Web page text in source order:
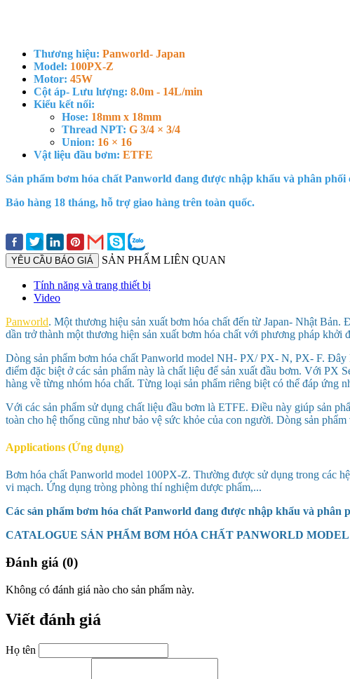
Thương hiệu: Panworld- Japan
Model: 100PX-Z
Motor: 45W
Cột áp- Lưu lượng: 8.0m - 14L/min
Kiểu kết nối:
Hose: 18mm x 18mm
Thread NPT: G 3/4 × 3/4
Union: 16 × 16
Vật liệu đầu bơm: ETFE
Sản phẩm bơm hóa chất Panworld đang được nhập khẩu và phân phối
Bảo hàng 18 tháng, hỗ trợ giao hàng trên toàn quốc.
YÊU CẦU BÁO GIÁ SẢN PHẨM LIÊN QUAN
Tính năng và trang thiết bị
Video
Panworld. Một thương hiệu sản xuất bơm hóa chất đến từ Japan- Nhật
dần trở thành một thương hiện sản xuất bơm hóa chất với phương pháp
Dòng sản phẩm bơm hóa chất Panworld model NH- PX/ PX- N, PX- F.
điểm đặc biệt ở các sản phẩm này là chất liệu để sản xuất đầu bơm. Với
hàng về từng nhóm hóa chất. Từng loại sản phẩm riêng biệt có thể đáp ứng
Với các sản phẩm sử dụng chất liệu đầu bơm là ETFE. Điều này giúp sản
toàn cho hệ thống cũng như bảo vệ sức khỏe của con người. Dòng sản
Applications (Ứng dụng)
Bơm hóa chất Panworld model 100PX-Z. Thường được sử dụng trong các
vi mạch. Ứng dụng tròng phòng thí nghiệm dược phẩm,...
Các sản phẩm bơm hóa chất Panworld đang được nhập khẩu và phân
CATALOGUE SẢN PHẨM BƠM HÓA CHẤT PANWORLD MODEL
Đánh giá (0)
Không có đánh giá nào cho sản phẩm này.
Viết đánh giá
Họ tên